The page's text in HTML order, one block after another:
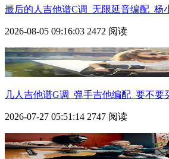
最后的人吉他谱C调_无限延音编配_杨
2026-08-05 09:16:03 2472 阅读
几人吉他谱G调_弹手吉他编配_要不要
2026-07-27 05:51:14 2747 阅读